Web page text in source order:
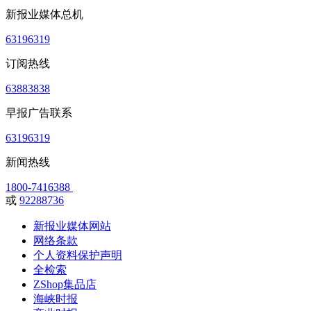
新报业媒体总机
63196319
订阅热线
63883838
早报广告联系
63196319
新闻热线
1800-7416388
或 92288736
新报业媒体网站
网络条款
个人资料保护声明
全检索
ZShop集品店
海峡时报